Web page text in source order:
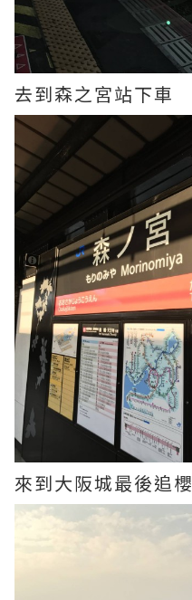
去到森之宮站下車
來到大阪城最後追櫻